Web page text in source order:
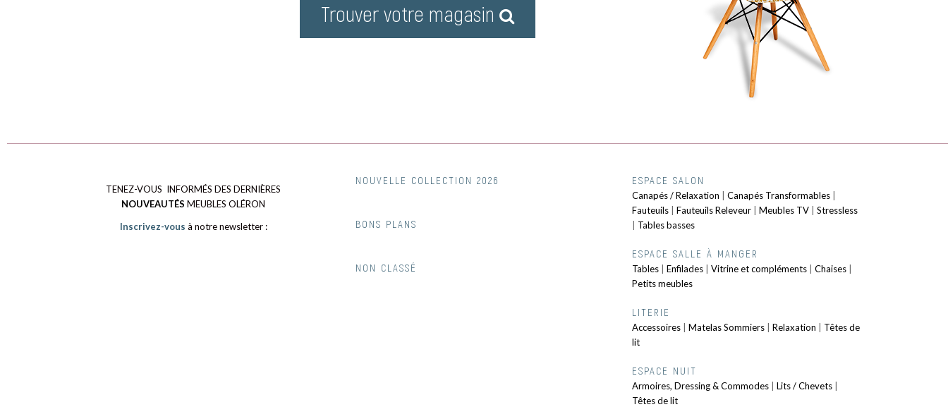
Trouver votre magasin
TENEZ-VOUS INFORMÉS DES DERNIÈRES
NOUVEAUTÉS MEUBLES OLÉRON
Inscrivez-vous à notre newsletter :
NOUVELLE COLLECTION 2026
BONS PLANS
NON CLASSÉ
ESPACE SALON
Canapés / Relaxation | Canapés Transformables|
Fauteuils| Fauteuils Releveur| Meubles TV| Stressless
| Tables basses
ESPACE SALLE À MANGER
Tables| Enfilades| Vitrine et compléments| Chaises|
Petits meubles
LITERIE
Accessoires| Matelas Sommiers| Relaxation | Têtes de
lit
ESPACE NUIT
Armoires, Dressing & Commodes| Lits / Chevets|
Têtes de lit